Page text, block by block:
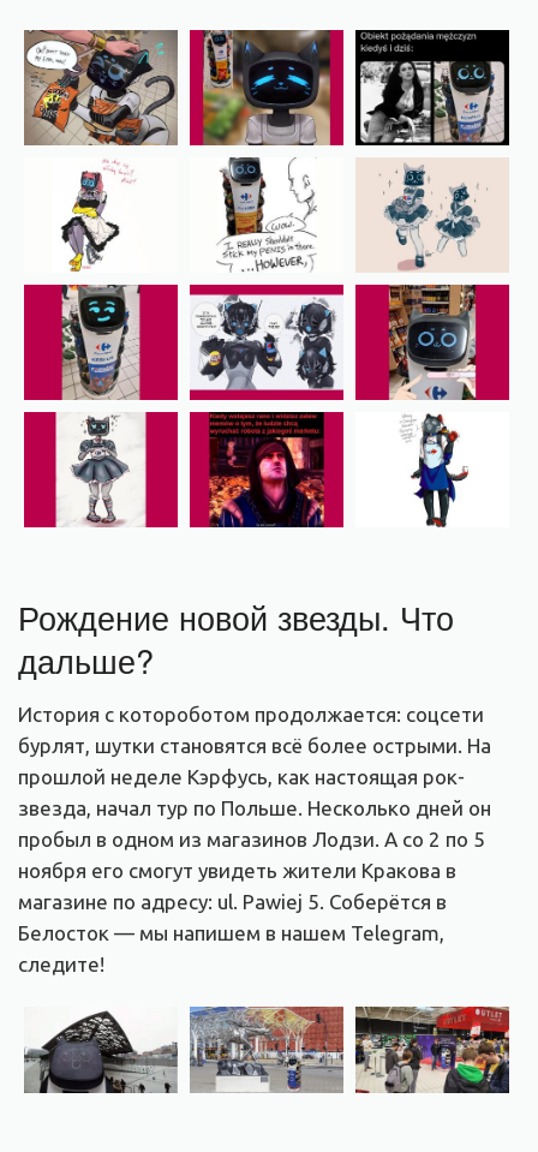
Рождение новой звезды. Что
дальше?
История с котороботом продолжается: соцсети
бурлят, шутки становятся всё более острыми. На
прошлой неделе Кэрфусь, как настоящая рок-
звезда, начал тур по Польше. Несколько дней он
пробыл в одном из магазинов Лодзи. А со 2 по 5
ноября его смогут увидеть жители Кракова в
магазине по адресу: ul. Pawiej 5. Соберётся в
Белосток — мы напишем в нашем Telegram,
следите!